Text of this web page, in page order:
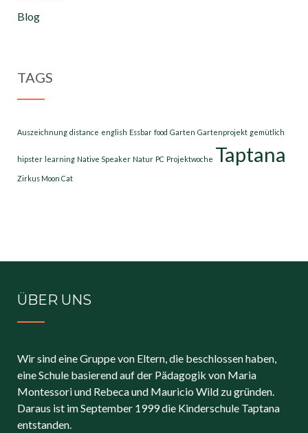
Blog
TAGS
Auszeichnung distance english Essbar food Garten Gartenprojekt gemütlich
hipster learning Native Speaker Natur PC Projektwoche Taptana
Zirkus Moon Cat
ÜBER UNS
Wir sind eine Gruppe von Eltern, die beschlossen haben,
eine Schule basierend auf der Pädagogik von Maria
Montessori und Rebeca und Mauricio Wild zu gründen.
Daraus ist im September 1999 die Kinderschule Taptana
entstanden.